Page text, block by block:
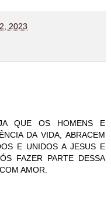
2023
QUE OS HOMENS E
DA VIDA, ABRACEM
E UNIDOS A JESUS E
FAZER PARTE DESSA
AMOR.